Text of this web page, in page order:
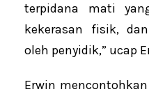
terpidana mati
kekerasan fisik,
oleh penyidik,” ucap
Erwin